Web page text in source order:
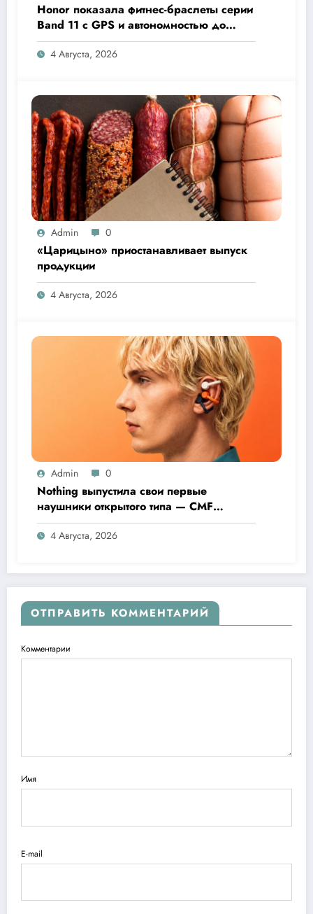
Honor показала фитнес-браслеты серии
Band 11 с GPS и автономностью до
26 дней
4 Августа, 2026
Admin 0
«Царицыно» приостанавливает выпуск
продукции
4 Августа, 2026
Admin 0
Nothing выпустила свои первые
наушники открытого типа — CMF
Clip Pro
4 Августа, 2026
ОТПРАВИТЬ КОММЕНТАРИЙ
Комментарии
Имя
E-mail